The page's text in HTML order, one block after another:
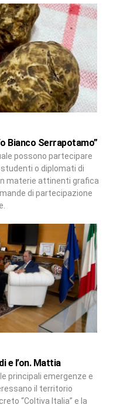
Bianco Serrapotamo”
possono partecipare
o diplomati di
materie attinenti grafica
di partecipazione
e l’on. Mattia
principali emergenze e
il territorio
“Coltiva Italia” e la